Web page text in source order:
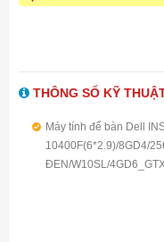
THÔNG SỐ KỸ
Máy tính để bàn Dell
10400F(6*2.9)/8GD4/
ĐEN/W10SL/